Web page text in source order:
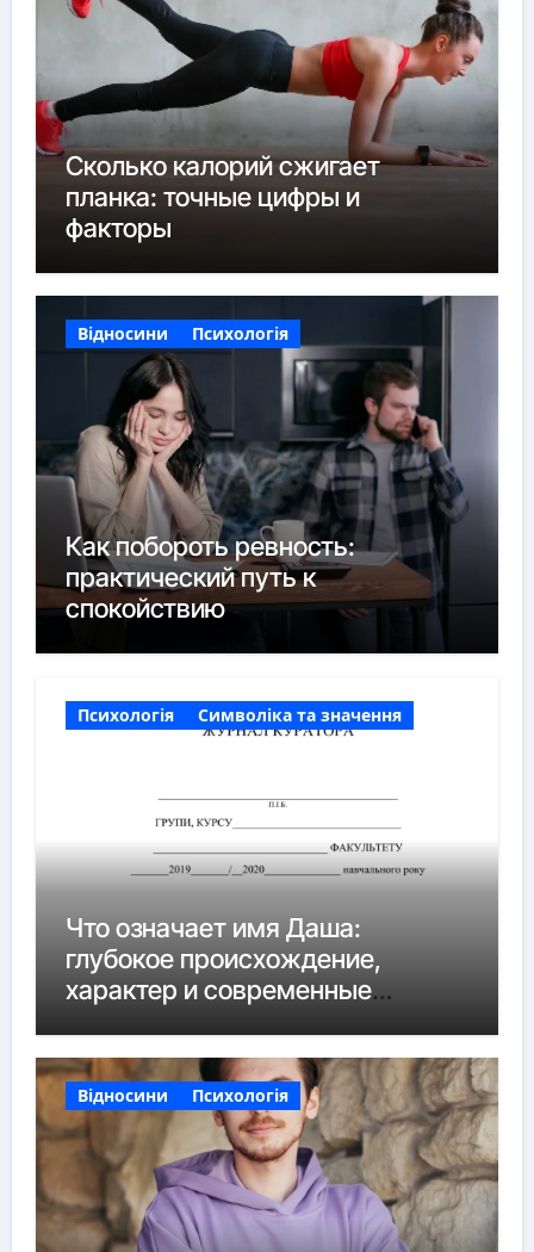
Сколько калорий сжигает
планка: точные цифры и
факторы
Відносини Психологія
Как побороть ревность:
практический путь к
спокойствию
Психологія Символіка та значення
Что означает имя Даша:
глубокое происхождение,
характер и современные
Відносини Психологія